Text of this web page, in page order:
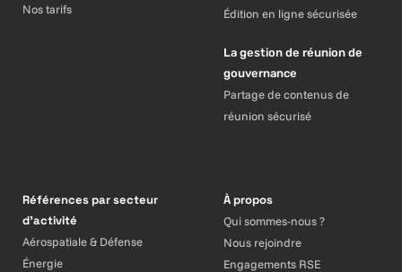
Nos tarifs
Édition en ligne sécurisée
La gestion de réunion de
gouvernance
Partage de contenus de
réunion sécurisé
Références par secteur
d’activité
Aérospatiale & Défense
Énergie
À propos
Qui sommes-nous ?
Nous rejoindre
Engagements RSE